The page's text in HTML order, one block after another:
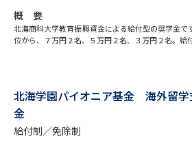
併願校選び 受験
新生活お役立ちガイド
概 要
北海商科大学教育振興資金による給付型の奨学金で
位から、７万円２名、５万円２名、３万円２名。給
北海学園パイオニア基金 海外留学
金
給付制／免除制